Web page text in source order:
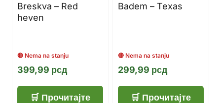
Breskva – Red
heven
399,99 рсд
Прочитајте
Badem – Texas
299,99 рсд
Прочитајте